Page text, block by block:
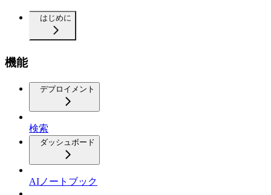
はじめに
機能
デプロイメント
検索
ダッシュボード
AIノートブック